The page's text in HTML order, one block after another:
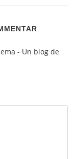
- Un blog de